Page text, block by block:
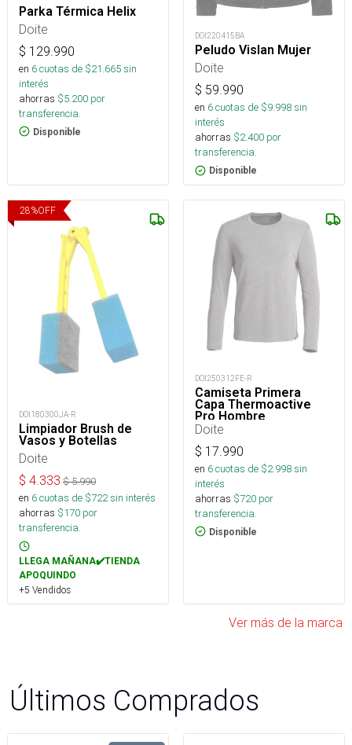
Parka Térmica Helix
Doite
$ 129.990
en 6cuotas de $21.665sin
interés
ahorras $5.200 por
transferencia.
Disponible
DOI220415BA
Peludo Vislan Mujer
Doite
$ 59.990
en 6cuotas de $9.998sin
interés
ahorras $2.400 por
transferencia.
Disponible
28%OFF
DOI180300JA-R
Limpiador Brush de
Vasos y Botellas
Doite
$ 4.333 $5.990
en 6cuotas de $722sin interés
ahorras $170 por
transferencia.
LLEGA MAÑANA✔️TIENDA
APOQUINDO
+5 Vendidos
DOI250312FE-R
Camiseta Primera
Capa Thermoactive
Pro Hombre
Doite
$ 17.990
en 6cuotas de $2.998sin
interés
ahorras $720 por
transferencia.
Disponible
Ver más de la marca
Últimos Comprados